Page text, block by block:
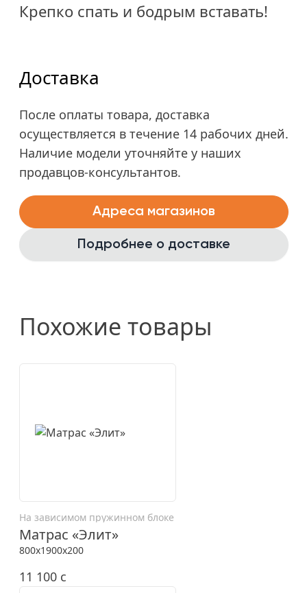
Крепко спать и бодрым вставать!
Доставка
После оплаты товара, доставка
осуществляется в течение 14 рабочих дней.
Наличие модели уточняйте у наших
продавцов-консультантов.
Адреса магазинов
Подробнее о доставке
Похожие товары
На зависимом пружинном блоке
Матрас «Элит»
800x1900x200
11 100 c